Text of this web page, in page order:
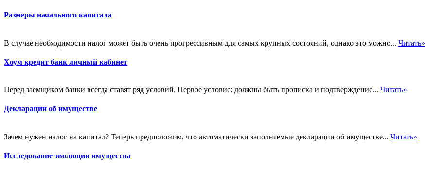
Размеры начального капитала
В случае необходимости налог может быть очень прогрессивным для самых крупных состояний, однако это можно... Читать»
Хоум кредит банк личный кабинет
Перед заемщиком банки всегда ставят ряд условий. Первое условие: должны быть прописка и подтверждение... Читать»
Декларации об имуществе
Зачем нужен налог на капитал? Теперь предположим, что автоматически заполняемые декларации об имуществе... Читать»
Исследование эволюции имущества